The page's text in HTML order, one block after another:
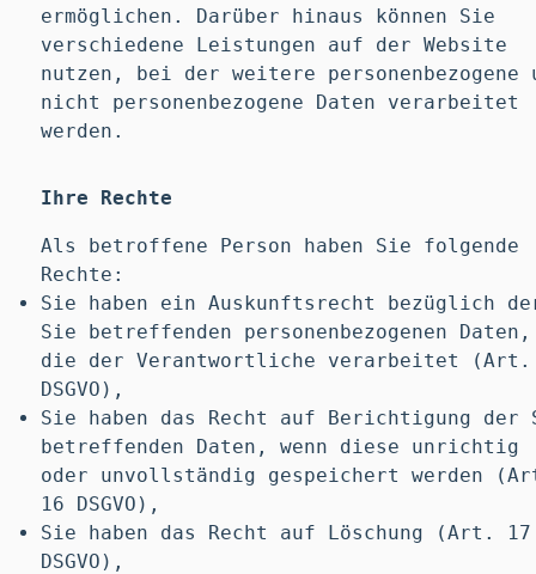
ermöglichen. Darüber hinaus können Sie
verschiedene Leistungen auf der Website
nutzen, bei der weitere personenbezogene
nicht personenbezogene Daten verarbeitet
werden.
Ihre Rechte
Als betroffene Person haben Sie folgende
Rechte:
Sie haben ein Auskunftsrecht bezüglich
Sie betreffenden personenbezogenen Daten,
die der Verantwortliche verarbeitet (Art.
DSGVO),
Sie haben das Recht auf Berichtigung der
betreffenden Daten, wenn diese unrichtig
oder unvollständig gespeichert werden
16 DSGVO),
Sie haben das Recht auf Löschung (Art. 17
DSGVO),